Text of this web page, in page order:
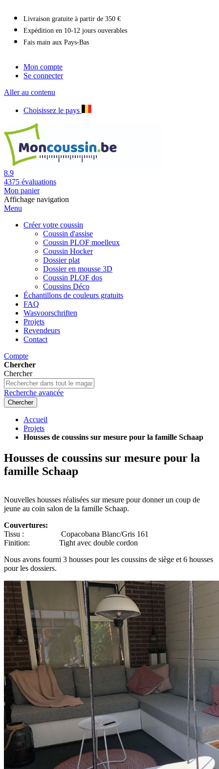
Livraison gratuite à partir de 350 €
Expédition en 10-12 jours ouverables
Fais main aux Pays-Bas
Mon compte
Se connecter
Aller au contenu
Choisissez le pays
8.9
4375 évaluations
Mon panier
Affichage navigation
Menu
Créer votre coussin
Coussin d'assise
Coussin PLOF moelleux
Coussin Hocker
Dossier plat
Dossier en mousse 3D
Coussin PLOF dos
Coussins Déco
Échantillons de couleurs gratuits
FAQ
Wasvoorschriften
Projets
Revendeurs
Contact
Compte
Chercher
Chercher
Recherche avancée
Chercher
Accueil
Projets
Housses de coussins sur mesure pour la famille Schaap
Housses de coussins sur mesure pour la
famille Schaap
Nouvelles housses réalisées sur mesure pour donner un coup de
jeune au coin salon de la famille Schaap.
Couvertures:
Tissu : Copacobana Blanc/Gris 161
Finition: Tight avec double cordon
Nous avons fourni 3 housses pour les coussins de siège et 6 housses
pour les dossiers.